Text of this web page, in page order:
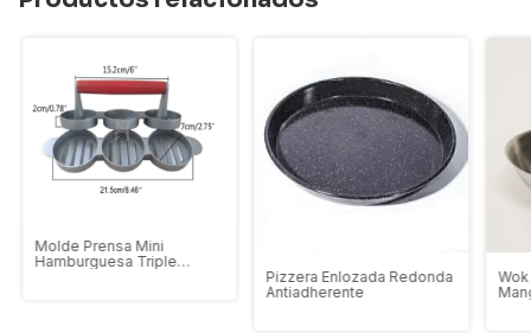
Molde Prensa Mini
Hamburguesa Triple
Pizzera Enlozada Redonda
Antiadherente